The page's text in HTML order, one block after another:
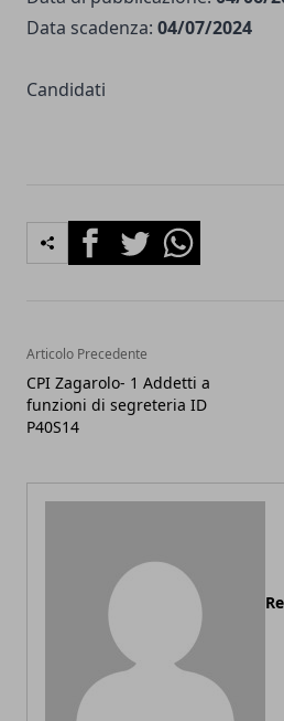
Data scadenza: 04/07/2024
Candidati
FacebookTwitterWhatsapp
Articolo Precedente
CPI Zagarolo- 1 Addetti a
funzioni di segreteria ID
P40S14